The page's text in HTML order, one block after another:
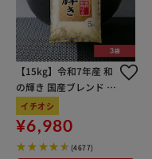
【15kg】令和7年産 和
の輝き 国産ブレンド 5
kg×3袋
イチオシ
¥6,980
(4677)